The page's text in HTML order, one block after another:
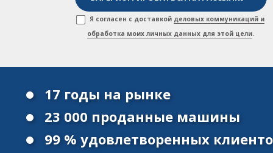
Я согласен с доставкой деловых коммуникаций и
обработка моих личных данных для этой цели.
17 годы на рынке
23 000 проданные машины
99 % удовлетворенных